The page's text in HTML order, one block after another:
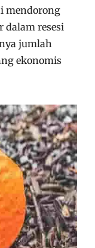
mendorong
dalam resesi
jumlah
ekonomis